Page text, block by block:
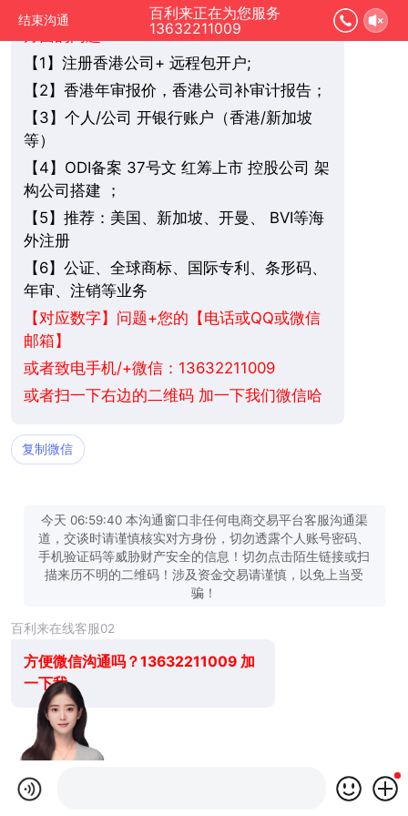
结束沟通
百利来正在为您服务
13632211009
您好，我是在线人工客服，您是想要了解哪
【 1】注册香港公司+ 远程包开户;
【 2】香港年审报价，香港公司补审计报告；
【 3】个人/公司 开银行账户（香港/新加坡
等）
【 4】ODI备案 37号文 红筹上市 控股公司 架
构公司搭建 ；
【 5】推荐：美国、新加坡、 开曼、 BVI等海
外注册
【 6】公证、全球商标、国际专利、条形码、
年审、注销等业务
【对应数字】问题+您的【电话或QQ或微信
邮箱】
或者致电手机/+微信：13632211009
或者扫一下右边的二维码 加一下我们微信哈
复制微信
今天 06:59:40 本沟通窗口非任何电商交易平台客服沟通渠
道，交谈时请谨慎核实对方身份，切勿透露个人账号密码、
手机验证码等威胁财产安全的信息！切勿点击陌生链接或扫
描来历不明的二维码！涉及资金交易请谨慎，以免上当受
骗！
百利来在线客服02
方便微信沟通吗？13632211009 加
一下我